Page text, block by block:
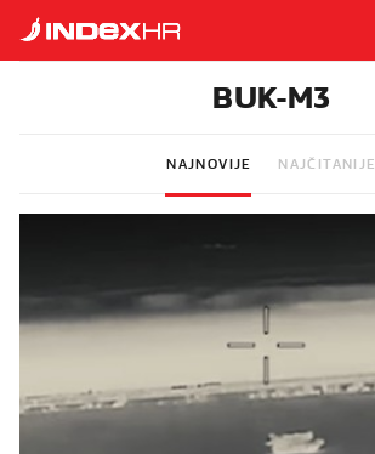
BUK-M3
NAJNOVIJE NAJČITANIJE